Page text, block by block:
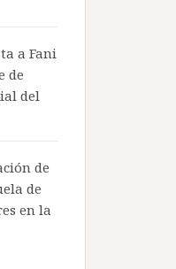
a Fani
de
del
de
de
en la